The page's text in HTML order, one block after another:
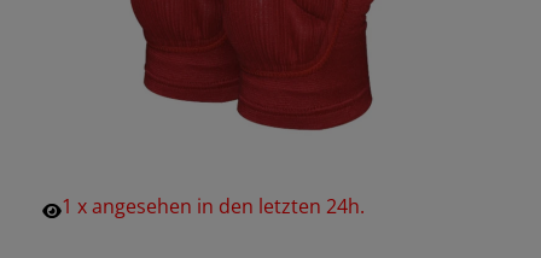
1 xangesehen in den letzten 24h.